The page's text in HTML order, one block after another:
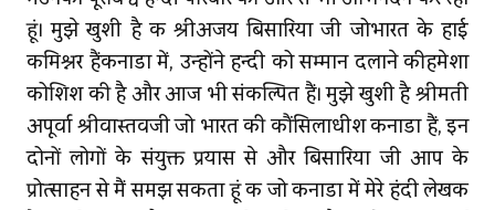
हूं। मुझे खुशी है कि श्रीअजय बिसारिया जी जोभारत के हाई
कमिश्नर हैंकनाडा में, उन्होंने हिन्दी को सम्मान दिलाने कीहमेशा
कोशिश की है और आज भी संकल्पित हैं। मुझे खुशी है श्रीमती
अपूर्वा श्रीवास्‍तवजी जो भारत की कौंसिलाधीश कनाडा हैं, इन
दोनों लोगों के संयुक्त प्रयास से और बिसारिया जी आप के
प्रोत्साहन से मैं समझ सकता हूं कि जो कनाडा में मेरे हिंदी लेखक